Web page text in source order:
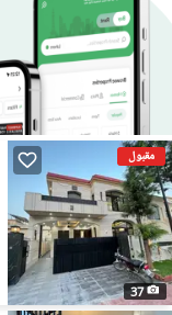
مقبول
37